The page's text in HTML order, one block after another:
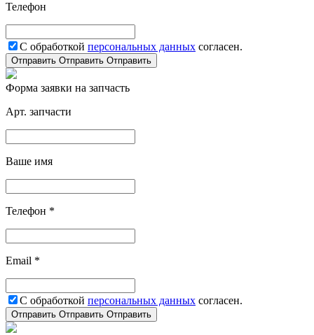
Телефон
С обработкой персональных данных согласен.
Отправить Отправить Отправить
Форма заявки на запчасть
Арт. запчасти
Ваше имя
Телефон *
Email *
С обработкой персональных данных согласен.
Отправить Отправить Отправить